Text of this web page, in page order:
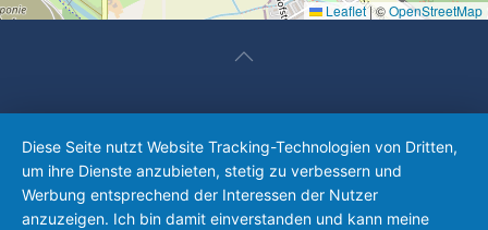
Leaflet|©OpenStreetMap
Diese Seite nutzt Website Tracking-Technologien von Dritten,
um ihre Dienste anzubieten, stetig zu verbessern und
Werbung entsprechend der Interessen der Nutzer
anzuzeigen. Ich bin damit einverstanden und kann meine